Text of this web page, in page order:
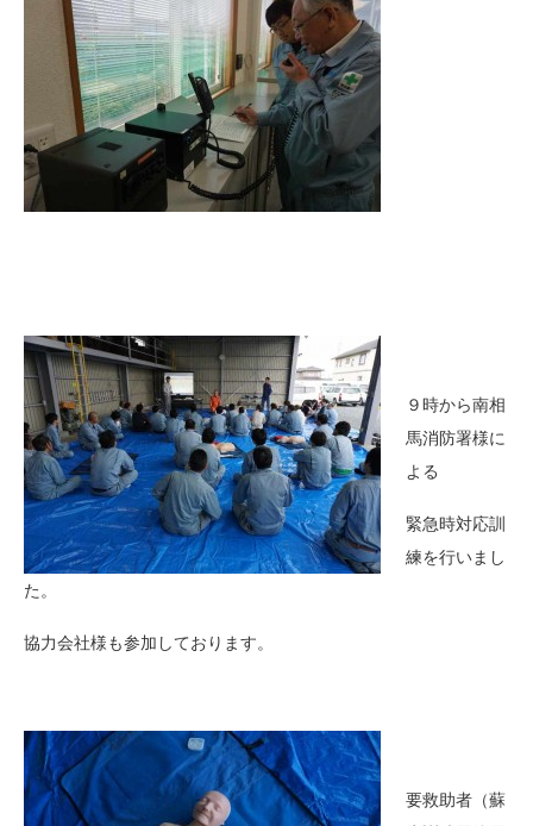
９時から南相
馬消防署様に
よる
緊急時対応訓
練を行いまし
た。
協力会社様も参加しております。
要救助者（蘇